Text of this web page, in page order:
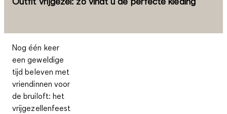
Nog één keer
een geweldige
tijd beleven met
vriendinnen voor
de bruiloft: het
vrijgezellenfeest